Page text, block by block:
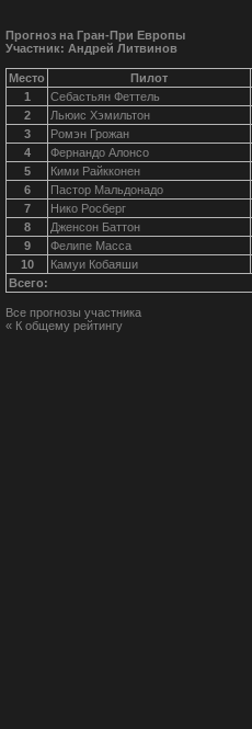
Прогноз на Гран-При Европы
Участник: Андрей Литвинов
Место Пилот
1
Себастьян Феттель
2
Льюис Хэмильтон
3
Ромэн Грожан
4
Фернандо Алонсо
5
Кими Райкконен
6
Пастор Мальдонадо
7
Нико Росберг
8
Дженсон Баттон
9
Фелипе Масса
10
Камуи Кобаяши
Всего:
Все прогнозы участника
« К общему рейтингу